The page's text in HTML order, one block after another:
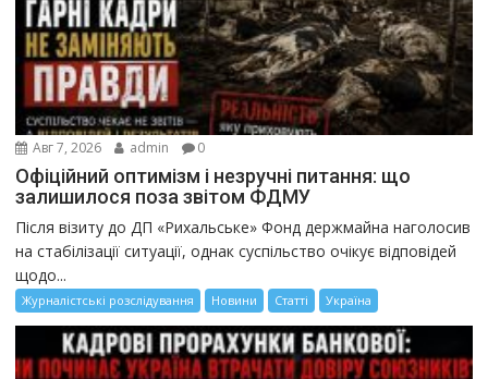
Авг 7, 2026 admin 0
Офіційний оптимізм і незручні питання: що
залишилося поза звітом ФДМУ
Після візиту до ДП «Рихальське» Фонд держмайна наголосив
на стабілізації ситуації, однак суспільство очікує відповідей
щодо...
Журналістські розслідування Новини Статті Україна